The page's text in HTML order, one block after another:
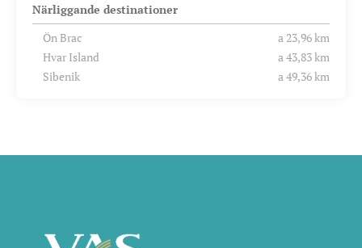
Närliggande destinationer
Ön Brac
a 23,96 km
Hvar Island
a 43,83 km
Sibenik
a 49,36 km